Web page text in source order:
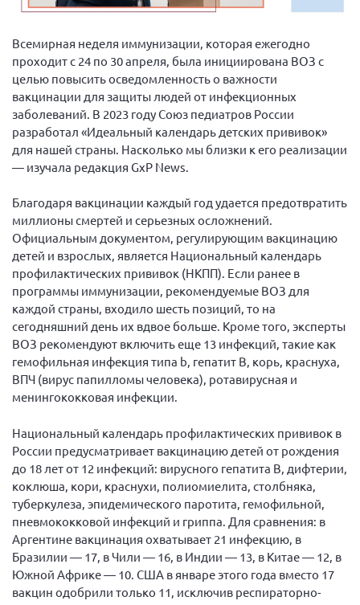
Информационная служба
Вице-президент Черненко Д.Е.
Вице-президент Валюх М.В.
Вице-президент Чернова А.В.
Вице-президент Цикорин И.В.
Вице-президент Груба Л.В.
Конференция ОООИБРС 2026
Конференция ОООИБРС 2025
Экспертный совет ОООИБРС 2025
Конференция ОООИБРС 2024
Конференция ОООИБРС 2023
Конференция ОООИБРС 2022
Конференция ОООИБРС 2021
Конференция ВСЭ 2021
Документы съездов
Первый съезд
Второй съезд
Третий съезд
Четвертый съезд
Пятый съезд
Шестой съезд
ОФ «Фонд содействия больным рассеянным
склерозом»
Всемирная неделя иммунизации, которая ежегодно
проходит с 24 по 30 апреля, была инициирована ВОЗ с
целью повысить осведомленность о важности
вакцинации для защиты людей от инфекционных
заболеваний. В 2023 году Союз педиатров России
разработал «Идеальный календарь детских прививок»
для нашей страны. Насколько мы близки к его реализации
— изучала редакция GxP News.
Благодаря вакцинации каждый год удается предотвратить
миллионы смертей и серьезных осложнений.
Официальным документом, регулирующим вакцинацию
детей и взрослых, является Национальный календарь
профилактических прививок (НКПП). Если ранее в
программы иммунизации, рекомендуемые ВОЗ для
каждой страны, входило шесть позиций, то на
сегодняшний день их вдвое больше. Кроме того, эксперты
ВОЗ рекомендуют включить еще 13 инфекций, такие как
гемофильная инфекция типа b, гепатит B, корь, краснуха,
ВПЧ (вирус папилломы человека), ротавирусная и
менингококковая инфекции.
Национальный календарь профилактических прививок в
России предусматривает вакцинацию детей от рождения
до 18 лет от 12 инфекций: вирусного гепатита В, дифтерии,
коклюша, кори, краснухи, полиомиелита, столбняка,
туберкулеза, эпидемического паротита, гемофильной,
пневмококковой инфекций и гриппа. Для сравнения: в
Аргентине вакцинация охватывает 21 инфекцию, в
Бразилии — 17, в Чили — 16, в Индии — 13, в Китае — 12, в
Южной Африке — 10. США в январе этого года вместо 17
вакцин одобрили только 11, исключив респираторно-